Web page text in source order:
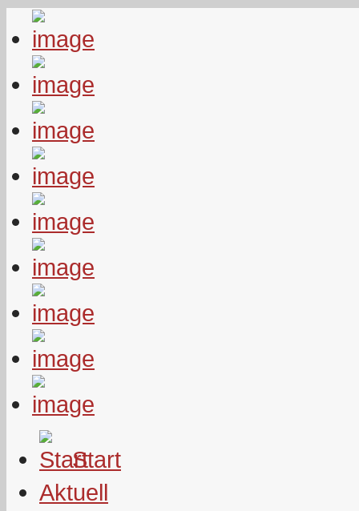
Start
Aktuell